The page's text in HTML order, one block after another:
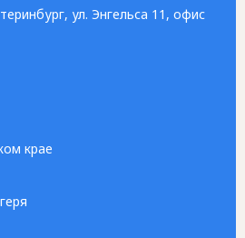
ул. Энгельса 11, офис
крае